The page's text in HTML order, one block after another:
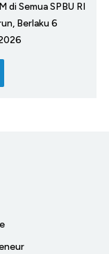
di Semua SPBU RI
Berlaku 6